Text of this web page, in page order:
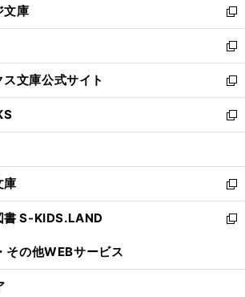
く
で
開
く
ド
ウ
で
開
く
い
ウ
ィ
ン
ド
ウ
で
開
文庫
新
し
い
ウ
ィ
ン
ド
ウ
開
く
新
し
い
ウ
ィ
ン
ウ
で
開
く
文庫公式サイト
新
し
い
ウ
ン
ド
ウ
で
新
し
ウ
ィ
ン
ド
開
庫
新
し
い
ン
書 S-KIDS.LAND
新
ウ
その他WEBサービス